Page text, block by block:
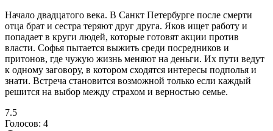
Начало двадцатого века. В Санкт Петербурге после смерти
отца брат и сестра теряют друг друга. Яков ищет работу и
попадает в круги людей, которые готовят акции против
власти. Софья пытается выжить среди посредников и
притонов, где чужую жизнь меняют на деньги. Их пути ведут
к одному заговору, в котором сходятся интересы подполья и
знати. Встреча становится возможной только если каждый
решится на выбор между страхом и верностью семье.
7.5
Голосов: 4